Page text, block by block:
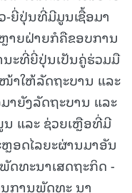
-ຍີ່ປຸ່ນທີ່ມີມູນເຊື້ອມາ
າຍຝ່າຍກໍຄືຂອບການ
ະທີ່ຍີ່ປຸ່ນເປັນຄູ່ຮ່ວມມື
າໃຫ້ລັດຖະບານ ແລະ
າຍັງລັດຖະບານ ແລະ
ແລະ ຊ່ວຍເຫຼືອທີ່ມີ
ອດໄລຍະຜ່ານມາອັນ
ດທະນາເສດຖະກິດ -
ການພັດທະ ນາ